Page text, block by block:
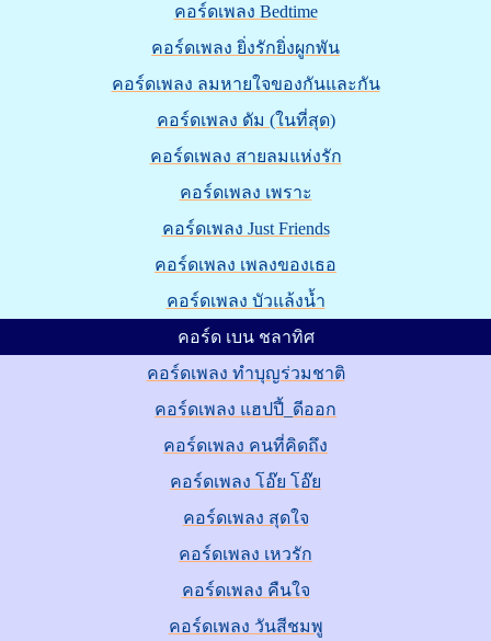
คอร์ดเพลง Bedtime
คอร์ดเพลง ยิ่งรักยิ่งผูกพัน
คอร์ดเพลง ลมหายใจของกันและกัน
คอร์ดเพลง ดัม (ในที่สุด)
คอร์ดเพลง สายลมแห่งรัก
คอร์ดเพลง เพราะ
คอร์ดเพลง Just Friends
คอร์ดเพลง เพลงของเธอ
คอร์ดเพลง บัวแล้งน้ำ
คอร์ด เบน ชลาทิศ
คอร์ดเพลง ทำบุญร่วมชาติ
คอร์ดเพลง แฮปปี้_ดีออก
คอร์ดเพลง คนที่คิดถึง
คอร์ดเพลง โอ๊ย โอ๊ย
คอร์ดเพลง สุดใจ
คอร์ดเพลง เหวรัก
คอร์ดเพลง คืนใจ
คอร์ดเพลง วันสีชมพู